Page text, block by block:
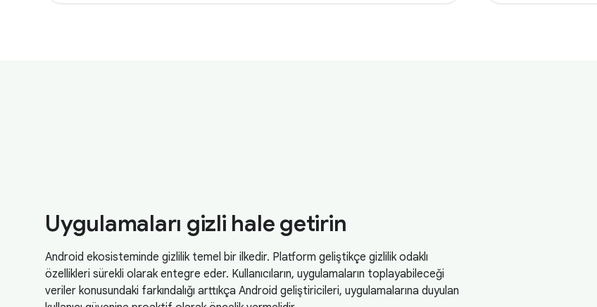
Uygulamaları gizli hale getirin
Android ekosisteminde gizlilik temel bir ilkedir. Platform geliştikçe gizlilik odaklı
özellikleri sürekli olarak entegre eder. Kullanıcıların, uygulamaların toplayabileceği
veriler konusundaki farkındalığı arttıkça Android geliştiricileri, uygulamalarına duyulan